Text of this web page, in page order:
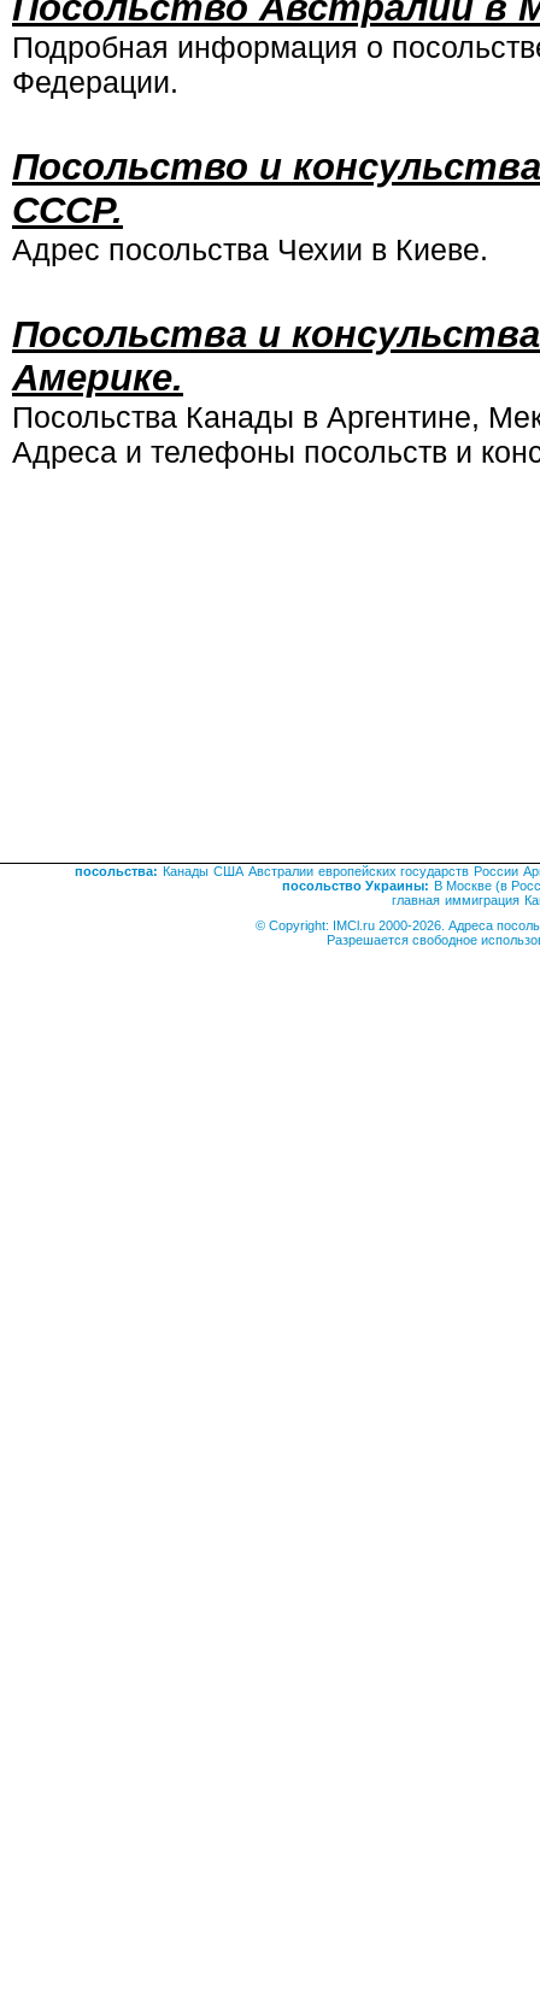
Подробная информация о
Федерации.
Посольство и
СССР.
Адрес посольства Чехии в Киеве.
Посольства и
Америке.
Посольства Канады в Аргентине,
Адреса и телефоны посольств и
посольства: Канады США Австралии европейских государств России
посольство Украины: В Москве (в
главная иммиграция
© Copyright: IMCl.ru 2000-2026. Адреса
Разрешается свободное